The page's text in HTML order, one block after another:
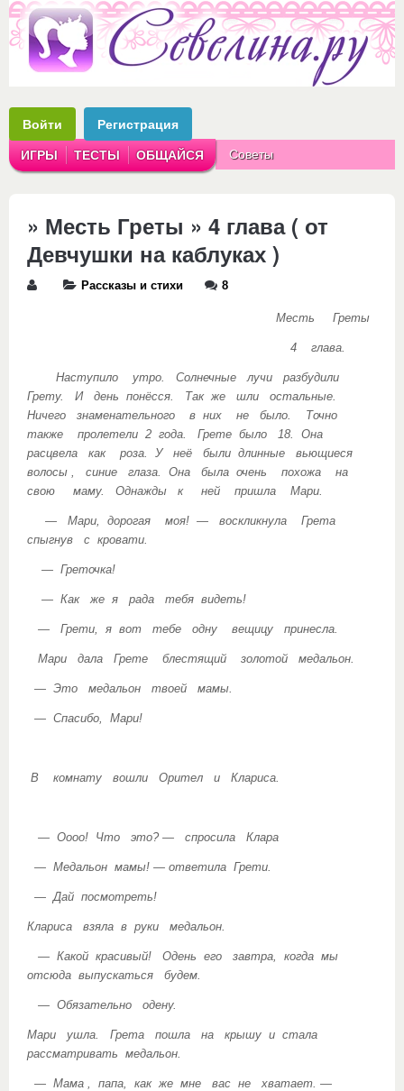
Войти Регистрация
ИГРЫ ТЕСТЫ ОБЩАЙСЯ Советы
» Месть Греты » 4 глава ( от
Девчушки на каблуках )
Рассказы и стихи 8
Месть Греты
4 глава.
Наступило утро. Солнечные лучи разбудили
Грету. И день понёсся. Так же шли остальные.
Ничего знаменательного в них не было. Точно
также пролетели 2 года. Грете было 18. Она
расцвела как роза. У неё были длинные вьющиеся
волосы , синие глаза. Она была очень похожа на
свою маму. Однажды к ней пришла Мари.
— Мари, дорогая моя! — воскликнула Грета
спыгнув с кровати.
— Греточка!
— Как же я рада тебя видеть!
— Грети, я вот тебе одну вещицу принесла.
Мари дала Грете блестящий золотой медальон.
— Это медальон твоей мамы.
— Спасибо, Мари!
В комнату вошли Орител и Клариса.
— Оооо! Что это? — спросила Клара
— Медальон мамы! — ответила Грети.
— Дай посмотреть!
Клариса взяла в руки медальон.
— Какой красивый! Одень его завтра, когда мы
отсюда выпускаться будем.
— Обязательно одену.
Мари ушла. Грета пошла на крышу и стала
рассматривать медальон.
— Мама , папа, как же мне вас не хватает. —